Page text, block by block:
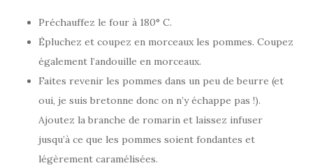
Préchauffez le four à 180° C.
Épluchez et coupez en morceaux les pommes. Coupez
également l’andouille en morceaux.
Faites revenir les pommes dans un peu de beurre (et
oui, je suis bretonne donc on n’y échappe pas !).
Ajoutez la branche de romarin et laissez infuser
jusqu’à ce que les pommes soient fondantes et
légèrement caramélisées.